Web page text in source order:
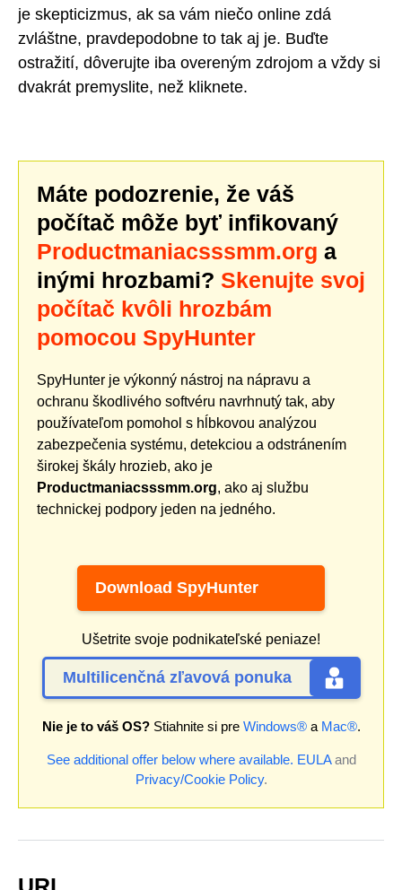
je skepticizmus, ak sa vám niečo online zdá
zvláštne, pravdepodobne to tak aj je. Buďte
ostražití, dôverujte iba overeným zdrojom a vždy si
dvakrát premyslite, než kliknete.
Máte podozrenie, že váš
počítač môže byť infikovaný
Productmaniacsssmm.org a
inými hrozbami? Skenujte svoj
počítač kvôli hrozbám
pomocou SpyHunter
SpyHunter je výkonný nástroj na nápravu a
ochranu škodlivého softvéru navrhnutý tak, aby
používateľom pomohol s hĺbkovou analýzou
zabezpečenia systému, detekciou a odstránením
širokej škály hrozieb, ako je
Productmaniacsssmm.org, ako aj službu
technickej podpory jeden na jedného.
Download SpyHunter
Ušetrite svoje podnikateľské peniaze!
Multilicenčná zľavová ponuka
Nie je to váš OS?Stiahnite si pre Windows®a Mac®.
See additional offer below where available. EULAand
Privacy/Cookie Policy.